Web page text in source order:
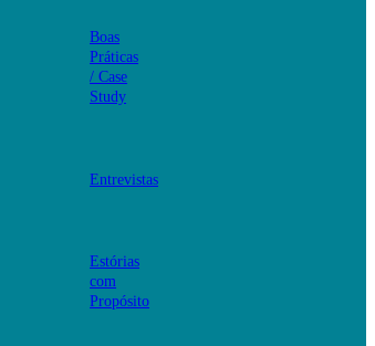
Boas
Práticas
/ Case
Study
Entrevistas
Estórias
com
Propósito